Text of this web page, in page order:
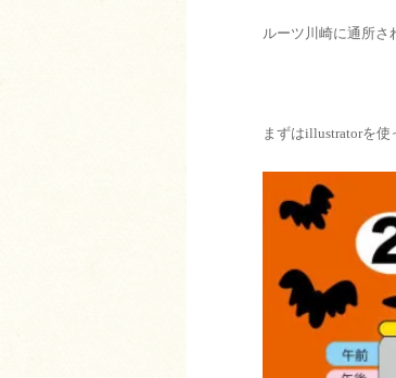
ルーツ川崎に通所さ
まずはillustratorを使